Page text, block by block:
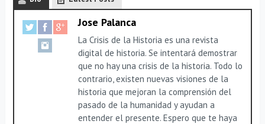
Jose Palanca
La Crisis de la Historia es una revista
digital de historia. Se intentará demostrar
que no hay una crisis de la historia. Todo lo
contrario, existen nuevas visiones de la
historia que mejoran la comprensión del
pasado de la humanidad y ayudan a
entender el presente. Espero que te haya